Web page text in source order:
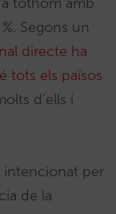
Segons un
directe ha
tots els països
d’ells i
intencionat per
de la